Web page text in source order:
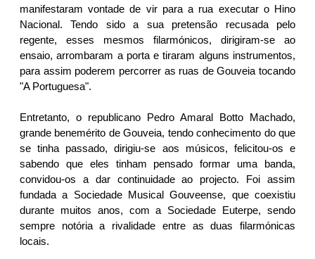
manifestaram vontade de vir para a rua executar o Hino
Nacional. Tendo sido a sua pretensão recusada pelo
regente, esses mesmos filarmónicos, dirigiram-se ao
ensaio, arrombaram a porta e tiraram alguns instrumentos,
para assim poderem percorrer as ruas de Gouveia tocando
"A Portuguesa".
Entretanto, o republicano Pedro Amaral Botto Machado,
grande benemérito de Gouveia, tendo conhecimento do que
se tinha passado, dirigiu-se aos músicos, felicitou-os e
sabendo que eles tinham pensado formar uma banda,
convidou-os a dar continuidade ao projecto. Foi assim
fundada a Sociedade Musical Gouveense, que coexistiu
durante muitos anos, com a Sociedade Euterpe, sendo
sempre notória a rivalidade entre as duas filarmónicas
locais.